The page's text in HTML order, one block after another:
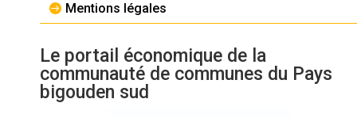
Mentions légales
Le portail économique de la
communauté de communes du Pays
bigouden sud